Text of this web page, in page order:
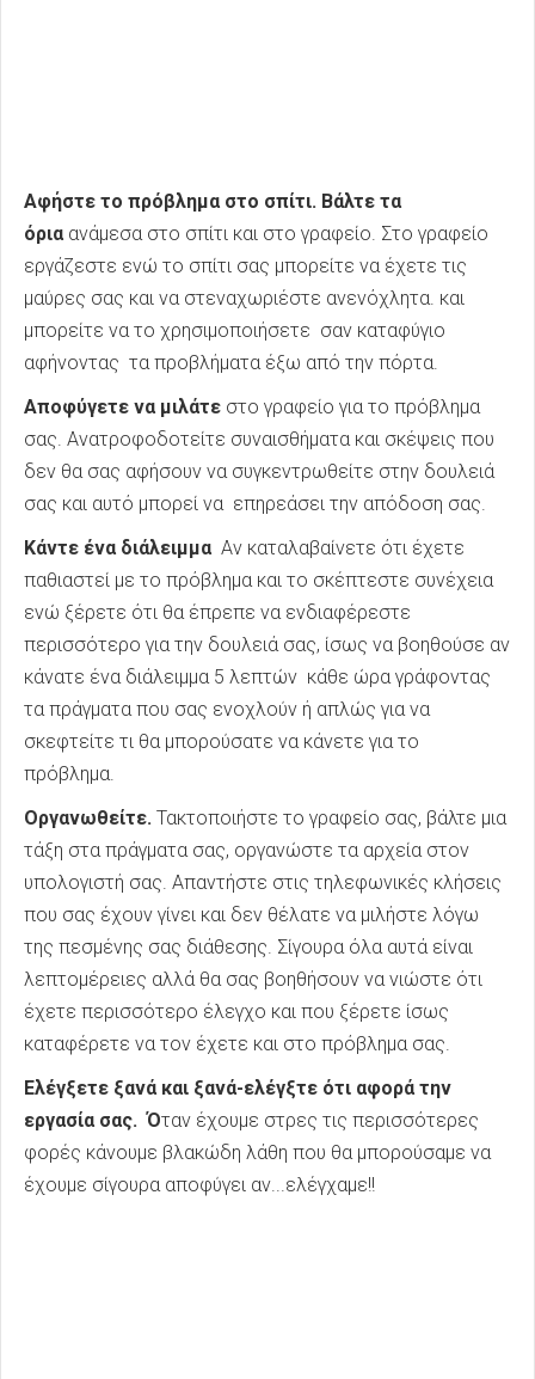
Αφήστε το πρόβλημα στο σπίτι. Βάλτε τα
όρια ανάμεσα στο σπίτι και στο γραφείο. Στο γραφείο
εργάζεστε ενώ το σπίτι σας μπορείτε να έχετε τις
μαύρες σας και να στεναχωριέστε ανενόχλητα. και
μπορείτε να το χρησιμοποιήσετε σαν καταφύγιο
αφήνοντας τα προβλήματα έξω από την πόρτα.
Αποφύγετε να μιλάτε στο γραφείο για το πρόβλημα
σας. Ανατροφοδοτείτε συναισθήματα και σκέψεις που
δεν θα σας αφήσουν να συγκεντρωθείτε στην δουλειά
σας και αυτό μπορεί να επηρεάσει την απόδοση σας.
Κάντε ένα διάλειμμα Αν καταλαβαίνετε ότι έχετε
παθιαστεί με το πρόβλημα και το σκέπτεστε συνέχεια
ενώ ξέρετε ότι θα έπρεπε να ενδιαφέρεστε
περισσότερο για την δουλειά σας, ίσως να βοηθούσε αν
κάνατε ένα διάλειμμα 5 λεπτών κάθε ώρα γράφοντας
τα πράγματα που σας ενοχλούν ή απλώς για να
σκεφτείτε τι θα μπορούσατε να κάνετε για το
πρόβλημα.
Οργανωθείτε. Τακτοποιήστε το γραφείο σας, βάλτε μια
τάξη στα πράγματα σας, οργανώστε τα αρχεία στον
υπολογιστή σας. Απαντήστε στις τηλεφωνικές κλήσεις
που σας έχουν γίνει και δεν θέλατε να μιλήστε λόγω
της πεσμένης σας διάθεσης. Σίγουρα όλα αυτά είναι
λεπτομέρειες αλλά θα σας βοηθήσουν να νιώστε ότι
έχετε περισσότερο έλεγχο και που ξέρετε ίσως
καταφέρετε να τον έχετε και στο πρόβλημα σας.
Ελέγξετε ξανά και ξανά-ελέγξτε ότι αφορά την
εργασία σας. Όταν έχουμε στρες τις περισσότερες
φορές κάνουμε βλακώδη λάθη που θα μπορούσαμε να
έχουμε σίγουρα αποφύγει αν...ελέγχαμε!!